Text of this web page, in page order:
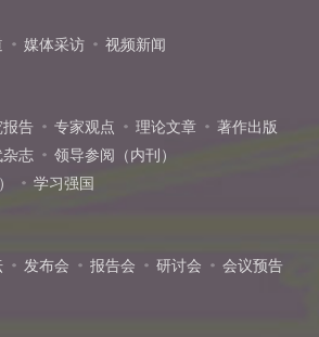
媒体采访 视频新闻
报告 专家观点 理论文章
著作出版
杂志
领导参阅（内刊）
学习强国
发布会 报告会 研讨会 会议预告